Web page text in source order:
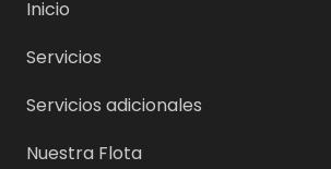
Inicio
Servicios
Servicios adicionales
Nuestra Flota